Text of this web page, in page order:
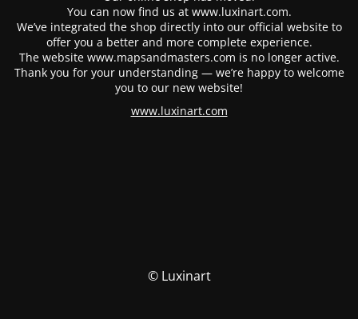
You can now find us at www.luxinart.com.
We’ve integrated the shop directly into our official website to
offer you a better and more complete experience.
The website www.mapsandmasters.com is no longer active.
Thank you for your understanding — we’re happy to welcome
you to our new website!
www.luxinart.com
© Luxinart